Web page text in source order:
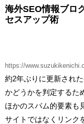
海外SEO情報ブロ
セスアップ術
https://
約2年ぶりに更新され
かどうかを判定するた
ほかのスパム的要素も
サイトではなくリンク